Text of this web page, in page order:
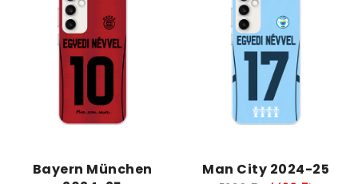
Bayern München
Man City 2024-25